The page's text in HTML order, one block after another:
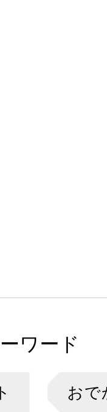
ワード
おで